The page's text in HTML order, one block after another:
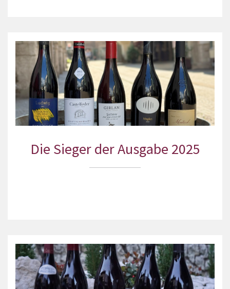
Die Sieger der Ausgabe 2025